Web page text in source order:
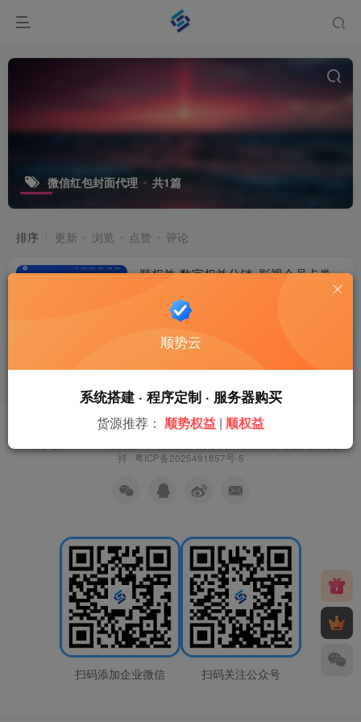
微信红包封面代理 共1篇
排序 更新 浏览 点赞 评论
顺权益-数字权益分销_影视会员卡券_
权益资讯
3个月前
友链申请 免责声明 广告合作 关于我们
持 · 粤ICP备2025491857号-5
扫码添加企业微信 扫码关注公众号
顺势云
系统搭建 · 程序定制 · 服务器购买
货源推荐： 顺势权益 | 顺权益